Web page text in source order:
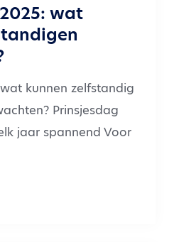
wat
kunnen zelfstandig
Prinsjesdag
jaar spannend Voor